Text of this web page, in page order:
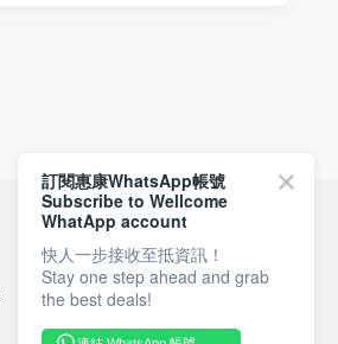
付款方式
關注我們
訂閱惠康WhatsApp帳號
Subscribe to Wellcome
WhatApp account
快人一步接收至抵資訊！
Stay one step ahead and grab
the best deals!